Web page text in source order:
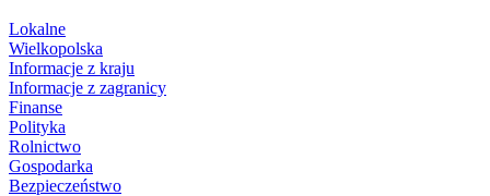
Lokalne
Wielkopolska
Informacje z kraju
Informacje z zagranicy
Finanse
Polityka
Rolnictwo
Gospodarka
Bezpieczeństwo